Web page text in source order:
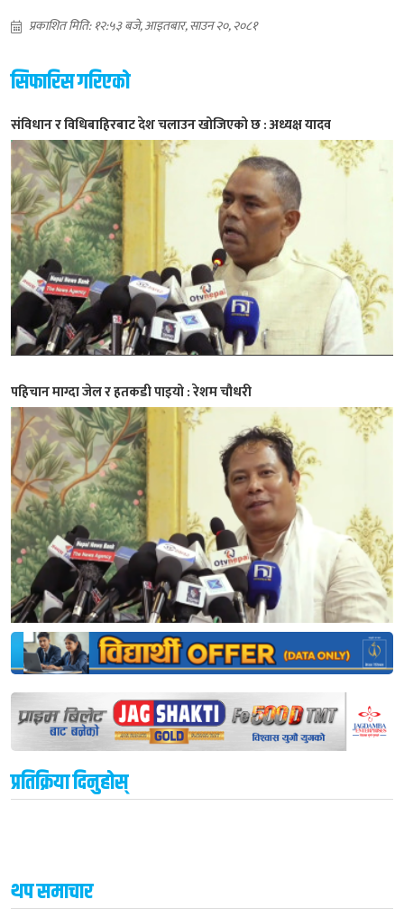
प्रकाशित मिति: १२:५३ बजे, आइतबार, साउन २०, २०८१
सिफारिस गरिएको
संविधान र विधिबाहिरबाट देश चलाउन खोजिएको छ : अध्यक्ष यादव
पहिचान माग्दा जेल र हतकडी पाइयो : रेशम चौधरी
प्रतिक्रिया दिनुहोस्
थप समाचार